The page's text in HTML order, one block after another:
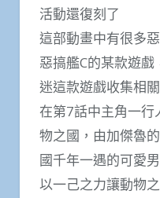
活動還復刻了
這部動畫中有很多
惡搞艦C的某款遊
迷這款遊戲收集相
在第7話中主角一行
物之國，由加傑魯
國千年一遇的可愛
以一己之力讓動物